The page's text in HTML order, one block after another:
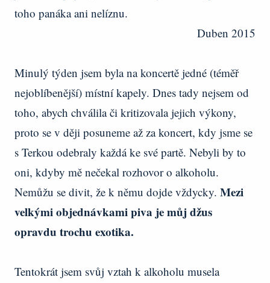
toho panáka ani nelíznu.
Duben 2015
Minulý týden jsem byla na koncertě jedné (téměř
nejoblíbenější) místní kapely. Dnes tady nejsem od
toho, abych chválila či kritizovala jejich výkony,
proto se v ději posuneme až za koncert, kdy jsme se
s Terkou odebraly každá ke své partě. Nebyli by to
oni, kdyby mě nečekal rozhovor o alkoholu.
Nemůžu se divit, že k němu dojde vždycky. Mezi
velkými objednávkami piva je můj džus
opravdu trochu exotika.
Tentokrát jsem svůj vztah k alkoholu musela